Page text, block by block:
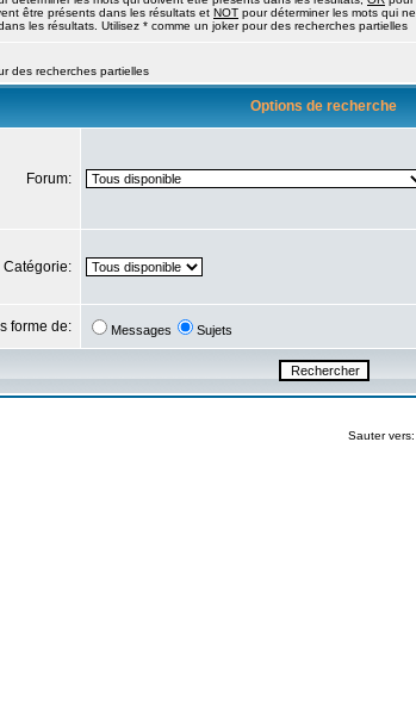
être présents dans les résultats et NOT pour déterminer les mots qui ne
les résultats. Utilisez * comme un joker pour des recherches partielles
des recherches partielles
Options de recherche
Forum:
Catégorie:
forme de: Messages Sujets
Sauter vers: